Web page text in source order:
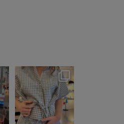
Håndprintet sæt fra
@janmachenhauer -
skirt nu...
5